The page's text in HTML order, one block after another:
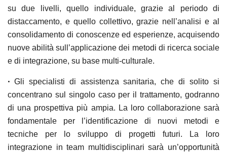
su due livelli, quello individuale, grazie al periodo di
distaccamento, e quello collettivo, grazie nell’analisi e al
consolidamento di conoscenze ed esperienze, acquisendo
nuove abilità sull’applicazione dei metodi di ricerca sociale
e di integrazione, su base multi-culturale.
• Gli specialisti di assistenza sanitaria, che di solito si
concentrano sul singolo caso per il trattamento, godranno
di una prospettiva più ampia. La loro collaborazione sarà
fondamentale per
l’identificazione di nuovi metodi e
tecniche per lo sviluppo di progetti futuri. La loro
integrazione in team multidisciplinari sarà un’opportunità